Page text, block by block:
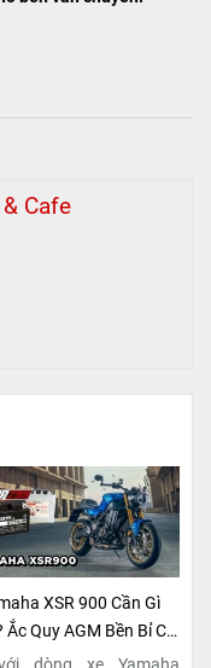
Cafe
XSR 900 Cần Gì
Ắc Quy AGM Bền Bỉ Có
Tại Shop 299